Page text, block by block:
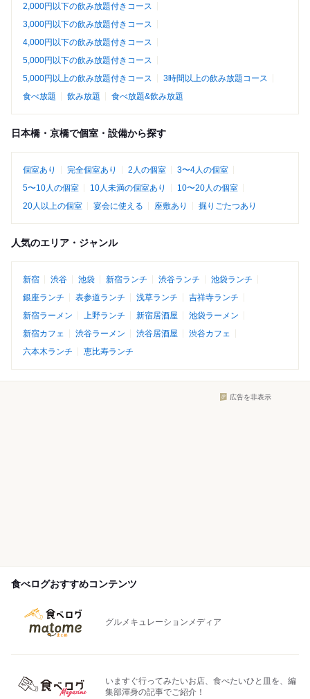
2,000円以下の飲み放題付きコース
3,000円以下の飲み放題付きコース
4,000円以下の飲み放題付きコース
5,000円以下の飲み放題付きコース
5,000円以上の飲み放題付きコース
3時間以上の飲み放題コース
食べ放題
飲み放題 食べ放題&飲み放題
日本橋・京橋で個室・設備から探す
個室あり 完全個室あり 2人の個室
3〜4人の個室
5〜10人の個室
10人未満の個室あり
10〜20人の個室
20人以上の個室
宴会に使える 座敷あり 掘りごたつあり
人気のエリア・ジャンル
新宿 渋谷 池袋 新宿ランチ 渋谷ランチ
池袋ランチ
銀座ランチ
表参道ランチ 浅草ランチ
吉祥寺ランチ
新宿ラーメン
上野ランチ 新宿居酒屋
池袋ラーメン
新宿カフェ
渋谷ラーメン 渋谷居酒屋
渋谷カフェ
六本木ランチ
恵比寿ランチ
広告を非表示
食べログおすすめコンテンツ
グルメキュレーションメディア
いますぐ行ってみたいお店、食べたいひと皿を、編
集部渾身の記事でご紹介！